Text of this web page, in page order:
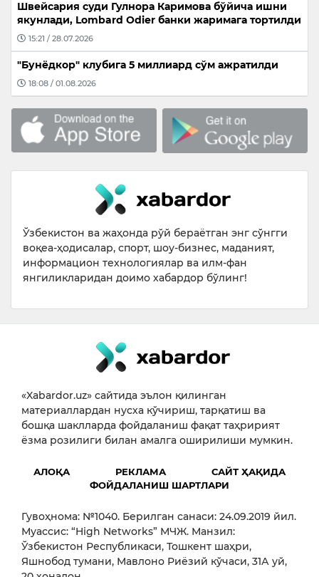
Швейсария суди Гулнора Каримова бўйича ишни
якунлади, Lombard Odier банки жаримага тортилди
15:21 / 28.07.2026
"Бунёдкор" клубига 5 миллиард сўм ажратилди
18:08 / 01.08.2026
Ўзбекистон ва жаҳонда рўй бераётган энг сўнгги
воқеа-ҳодисалар, спорт, шоу-бизнес, маданият,
информацион технологиялар ва илм-фан
янгиликларидан доимо хабардор бўлинг!
«Xabardor.uz» сайтида эълон қилинган
материаллардан нусха кўчириш, тарқатиш ва
бошқа шаклларда фойдаланиш фақат таҳририят
ёзма розилиги билан амалга оширилиши мумкин.
АЛОҚА РЕКЛАМА
САЙТ ҲАҚИДА
ФОЙДАЛАНИШ ШАРТЛАРИ
Гувоҳнома: №1040. Берилган санаси: 24.09.2019 йил.
Муассис: “High Networks” МЧЖ. Манзил:
Ўзбекистон Республикаси, Тошкент шаҳри,
Яшнобод тумани, Мавлоно Риёзий кўчаси, 31А уй,